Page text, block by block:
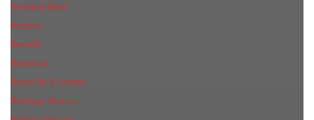
Armand Basi
Azzaro
Benefit
Beyonce
Bond № 9 unisex
Bottega Veneta